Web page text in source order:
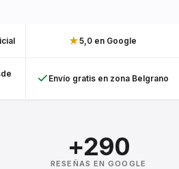
★5,0 en Google
Envío gratis en zona Belgrano
+290
RESEÑAS EN GOOGLE